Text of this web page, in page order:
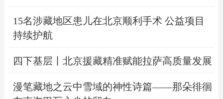
15名涉藏地区患儿在北京顺利手术 公益项目
持续护航
四下基层丨北京援藏精准赋能拉萨高质量发展​
漫笔藏地之云中雪域的神性诗篇——那朵徘徊